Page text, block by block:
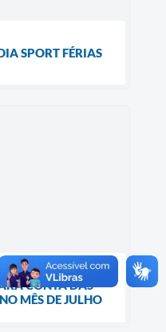
SPORT FÉRIAS
CONTA DAS
MÊS DE JULHO